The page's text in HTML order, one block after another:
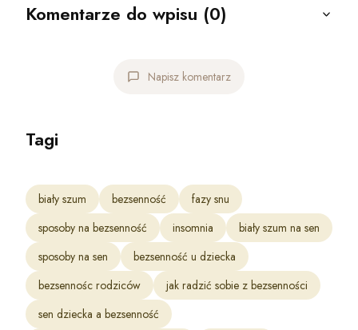
Komentarze do wpisu (0)
Napisz komentarz
Tagi
biały szum bezsenność
fazy snu
sposoby na bezsenność
insomnia
biały szum na sen
sposoby na sen
bezsenność u dziecka
bezsennośc rodziców
jak radzić sobie z bezsenności
sen dziecka a bezsenność